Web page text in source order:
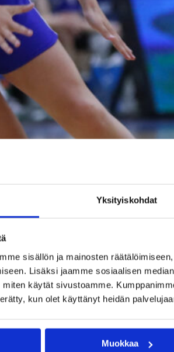
Yksityiskohdat
sisällön ja mainosten
Lisäksi jaamme sosiaalisen
käytät sivustoamme.
kun olet käyttänyt heidän
Muokkaa
Sofia Tulkki, 18, on pelannut urallaan 24